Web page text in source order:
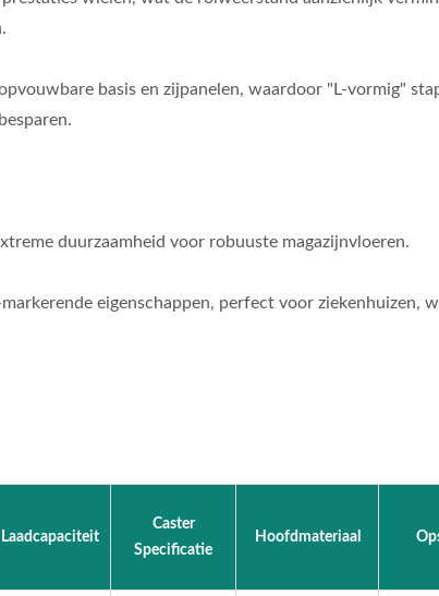
basis en zijpanelen, waardoor "L-vormig"
duurzaamheid voor robuuste magazijnvloeren.
eigenschappen, perfect voor ziekenhuizen,
Laadcapaciteit
Caster
Specificatie
Hoofdmateriaal
Plaat Opvouwbare
Handtruckmaker
Stalen